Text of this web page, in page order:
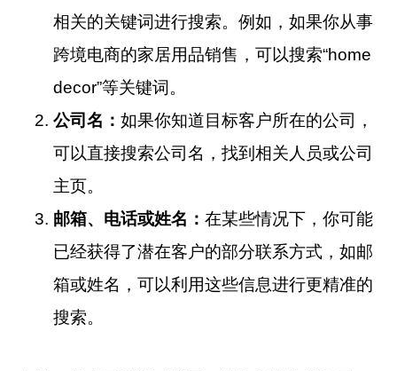
相关的关键词进行搜索。例如，如果你从事
跨境电商的家居用品销售，可以搜索“home
decor”等关键词。
公司名： 如果你知道目标客户所在的公司，
可以直接搜索公司名，找到相关人员或公司
主页。
邮箱、电话或姓名： 在某些情况下，你可能
已经获得了潜在客户的部分联系方式，如邮
箱或姓名，可以利用这些信息进行更精准的
搜索。